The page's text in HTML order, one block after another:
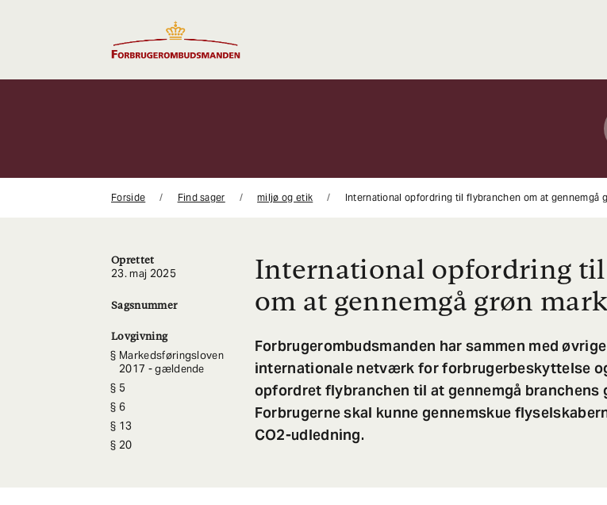
Forside Find sager miljø og etik International opfordring til flybranchen om at gennemgå
Oprettet
23. maj 2025
Sagsnummer
Lovgivning
Markedsføringsloven
2017 - gældende
5
6
13
20
International opfordring
om at gennemgå grøn
Forbrugerombudsmanden har sammen med
internationale netværk for forbrugerbeskyttelse
opfordret flybranchen til at gennemgå branchens
Forbrugerne skal kunne gennemskue
CO2-udledning.